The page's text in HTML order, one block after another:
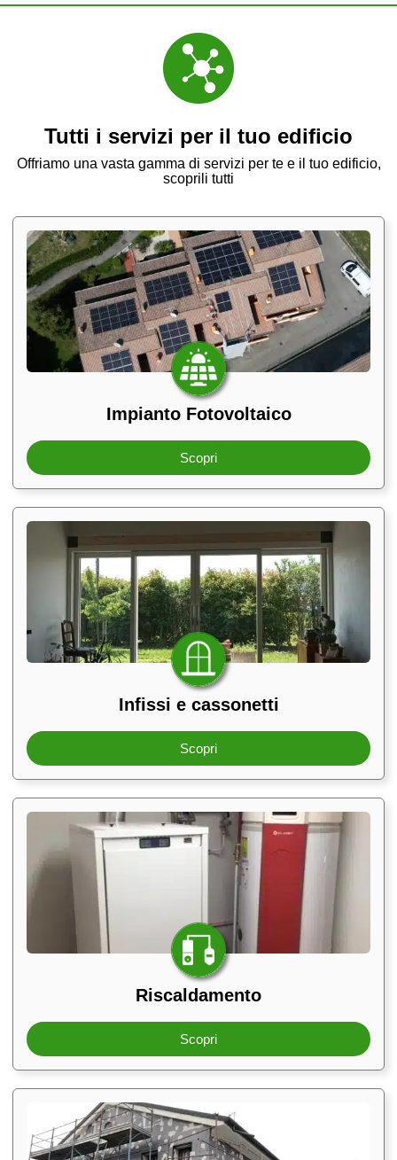
Tutti i servizi per il tuo edificio
Offriamo una vasta gamma di servizi per te e il tuo edificio,
scoprili tutti
Impianto Fotovoltaico
Scopri
Infissi e cassonetti
Scopri
Riscaldamento
Scopri